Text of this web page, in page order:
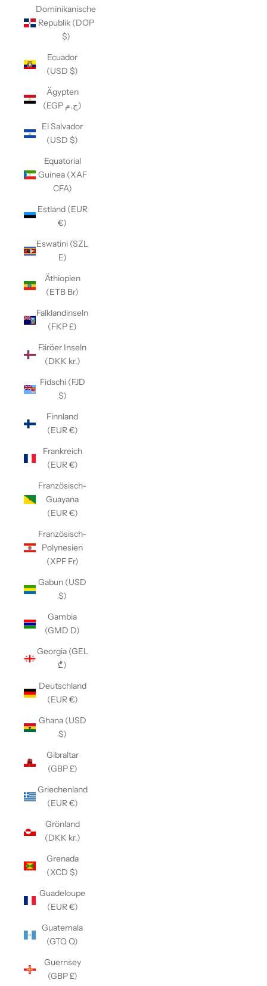
Dominikanische
Republik (DOP
$)
Ecuador
(USD $)
Ägypten
(EGP ج.م)
El Salvador
(USD $)
Equatorial
Guinea (XAF
CFA)
Estland (EUR
€)
Eswatini (SZL
E)
Äthiopien
(ETB Br)
Falklandinseln
(FKP £)
Färöer Inseln
(DKK kr.)
Fidschi (FJD
$)
Finnland
(EUR €)
Frankreich
(EUR €)
Französisch-
Guayana
(EUR €)
Französisch-
Polynesien
(XPF Fr)
Gabun (USD
$)
Gambia
(GMD D)
Georgia (GEL
₾)
Deutschland
(EUR €)
Ghana (USD
$)
Gibraltar
(GBP £)
Griechenland
(EUR €)
Grönland
(DKK kr.)
Grenada
(XCD $)
Guadeloupe
(EUR €)
Guatemala
(GTQ Q)
Guernsey
(GBP £)